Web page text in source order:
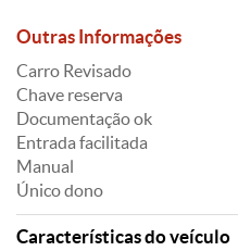
Outras Informações
Carro Revisado
Chave reserva
Documentação ok
Entrada facilitada
Manual
Único dono
Características do veículo